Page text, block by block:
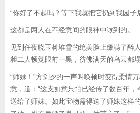
“你好了不起吗？等下我就把它扔到我园子
这都是两人在不经意间的眼神中读到的。
见到任夜晓玉树堆雪的绝美脸上缀满了醉
昶二人顿觉眼前一黑，彷佛满天的乌云都塌
“师妹！”方剑夕的一声叫唤顿时变得柔情
意，道：“这支如意只怕已经传了数百年，
送给了师妹。如此宝物需得送了师妹这样